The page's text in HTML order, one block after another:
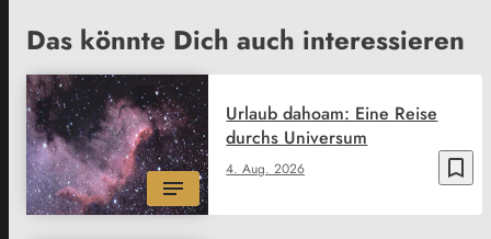
Das könnte Dich auch interessieren
bookmark_border
4. Aug. 2026
Urlaub dahoam: Eine Reise
durchs Universum